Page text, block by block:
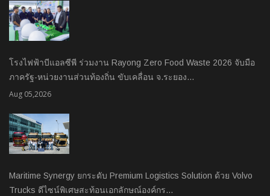
โรงไฟฟ้าบีแอลซีพี ร่วมงาน Rayong Zero Food Waste 2026 จับมือ
ภาครัฐ-หน่วยงานส่วนท้องถิ่น ขับเคลื่อน จ.ระยอง…
Aug 05,2026
Maritime Synergy ยกระดับ Premium Logistics Solution ด้วย Volvo
Trucks ดีไซน์พิเศษสะท้อนเอกลักษณ์องค์กร…